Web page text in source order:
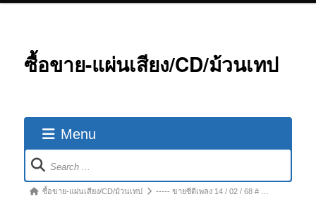
ซื้อขาย-แผ่นเสียง/CD/ม้วนเทป
Menu
Forum
Navigation
Forumซื้อขาย-แผ่นเสียง/CD/ม้วนเทป ----- ขายซีดีเพลง 14 / 02 / 68 # …